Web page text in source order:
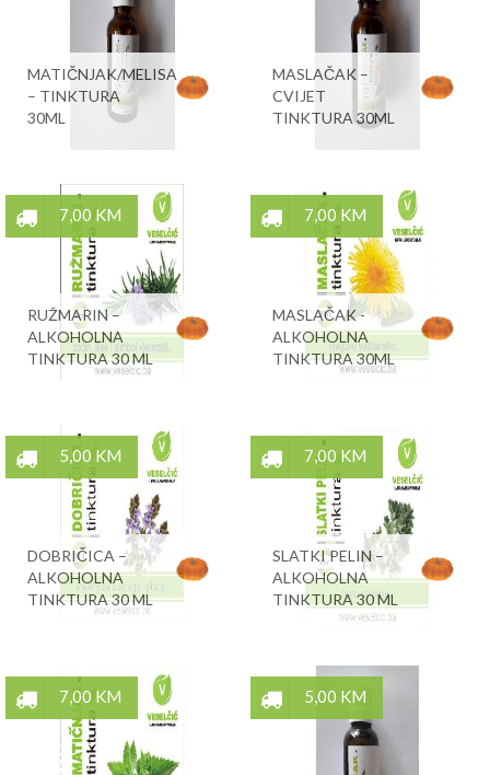
MATIČNJAK/MELISA
– TINKTURA
30ML
MASLAČAK –
CVIJET
TINKTURA 30ML
7,00 KM
RUŽMARIN –
ALKOHOLNA
TINKTURA 30 ML
7,00 KM
MASLAČAK -
ALKOHOLNA
TINKTURA 30ML
5,00 KM
DOBRIČICA –
ALKOHOLNA
TINKTURA 30 ML
7,00 KM
SLATKI PELIN –
ALKOHOLNA
TINKTURA 30 ML
7,00 KM 5,00 KM